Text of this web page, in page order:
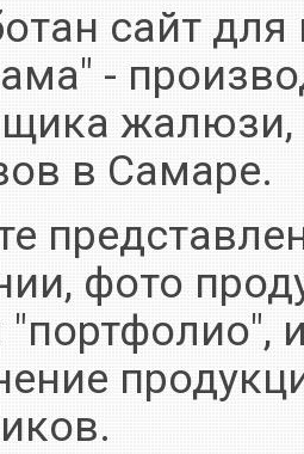
сайт
-
в Самаре.
фото